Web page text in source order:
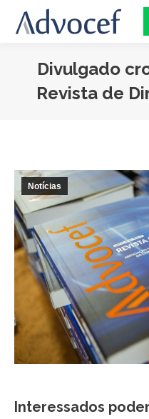
Divulgado
Revista de
Notícias
Interessados